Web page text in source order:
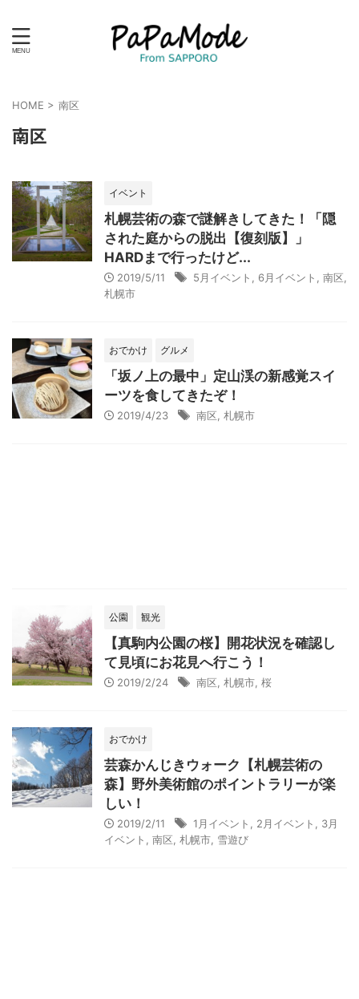
HOME > 南区
南区
イベント
札幌芸術の森で謎解きしてきた！「隠
された庭からの脱出【復刻版】」
HARDまで行ったけど...
2019/5/11 5月イベント 6月イベント 南区
札幌市
おでかけ グルメ
「坂ノ上の最中」定山渓の新感覚スイ
ーツを食してきたぞ！
2019/4/23 南区 札幌市
公園 観光
【真駒内公園の桜】開花状況を確認し
て見頃にお花見へ行こう！
2019/2/24 南区 札幌市 桜
おでかけ
芸森かんじきウォーク【札幌芸術の
森】野外美術館のポイントラリーが楽
しい！
2019/2/11 1月イベント 2月イベント
3月
イベント
南区 札幌市 雪遊び